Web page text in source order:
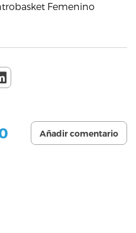
Femenino
Añadir comentario